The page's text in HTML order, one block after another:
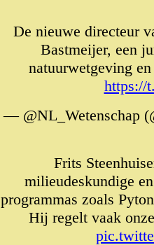
De nieuwe directeur
Bastmeijer, een
natuurwetgeving
https://
— @NL_Wetenschap
Frits
milieudeskundige
programmas zoals
Hij regelt vaak